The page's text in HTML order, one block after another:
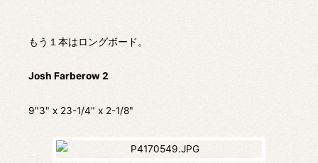
もう１本はロングボード。
Josh Farberow 2
9"3" x 23-1/4" x 2-1/8"